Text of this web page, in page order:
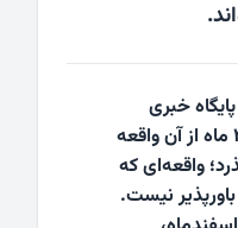
خبری
تحلیلی «صبح توس»؛ بیش از ۴ ماه از آن واقعه
واقعه‌ای که
نیست.